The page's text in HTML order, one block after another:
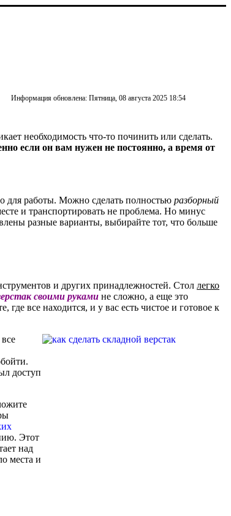
Информация обновлена: Пятница, 08 августа 2025 18:54
необходимость что-то починить или сделать.
если он вам нужен не постоянно, а время от
для работы. Можно сделать полностью разборный
и транспортировать не проблема. Но минус
разные варианты, выбирайте тот, что больше
и других принадлежностей. Стол легко
своими руками не сложно, а еще это
все находится, и у вас есть чистое и готовое к
доступ
Этот
над
места и